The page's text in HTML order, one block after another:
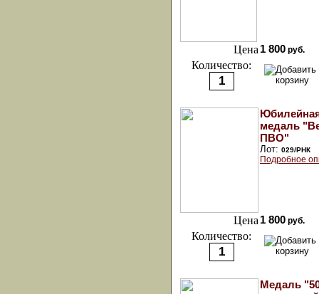
Цена 1 800 руб.
Количество:
медаль
ПВО"
Лот: 029/РНК
Подробное
Цена 1 800 руб.
Количество:
Медаль